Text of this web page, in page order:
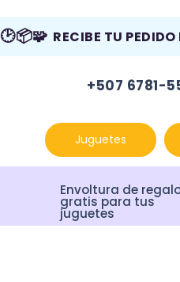
🕑📦🧩 RECIBE TU
+507 6781-
Juguetes
Envoltura de
gratis para tus
juguetes